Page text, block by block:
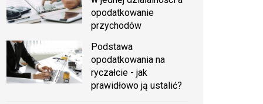
opodatkowanie
przychodów
Podstawa
opodatkowania na
ryczałcie - jak
prawidłowo ją ustalić?